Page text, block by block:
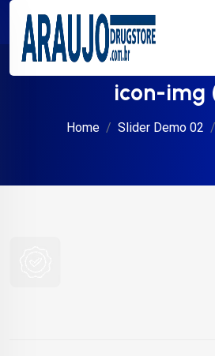
icon-img
Home Slider Demo 02